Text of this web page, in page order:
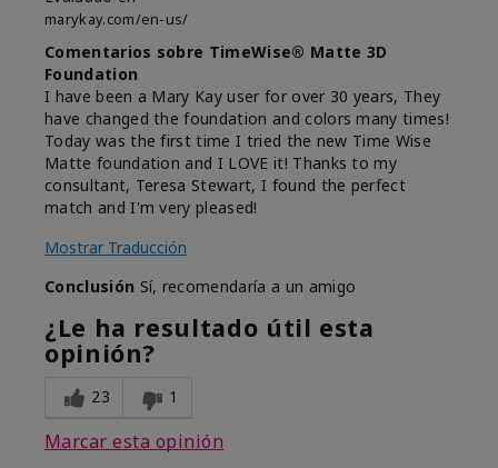
marykay.com/en-us/
Comentarios sobre TimeWise® Matte 3D
Foundation
I have been a Mary Kay user for over 30 years, They
have changed the foundation and colors many times!
Today was the first time I tried the new Time Wise
Matte foundation and I LOVE it! Thanks to my
consultant, Teresa Stewart, I found the perfect
match and I'm very pleased!
Mostrar Traducción
Conclusión Sí, recomendaría a un amigo
¿Le ha resultado útil esta
opinión?
23 1
Marcar esta opinión